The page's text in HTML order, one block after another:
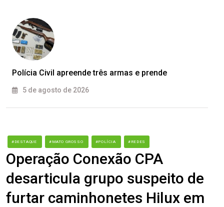
Polícia Civil apreende três armas e prende
5 de agosto de 2026
#DESTAQUE #MATO GROSSO #POLÍCIA #REDES
Operação Conexão CPA
desarticula grupo suspeito de
furtar caminhonetes Hilux em